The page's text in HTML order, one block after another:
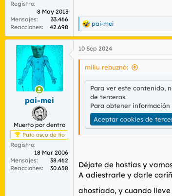
Registro
8 May 2013
Mensajes
33.466
Reacciones
42.698
R
e
a
c
c
n
pai-mei
pai-mei
Muerto por dentro
Puto asco de tío
Registro
18 Mar 2006
Mensajes
38.462
Reacciones
30.658
10 Sep 2024
miliu rebuznó:
Para ver este contenido,
de terceros.
Para obtener
Aceptar cookies de
Déjate de hostias y
A adiestrarle y darle
ahostiado, y cuando